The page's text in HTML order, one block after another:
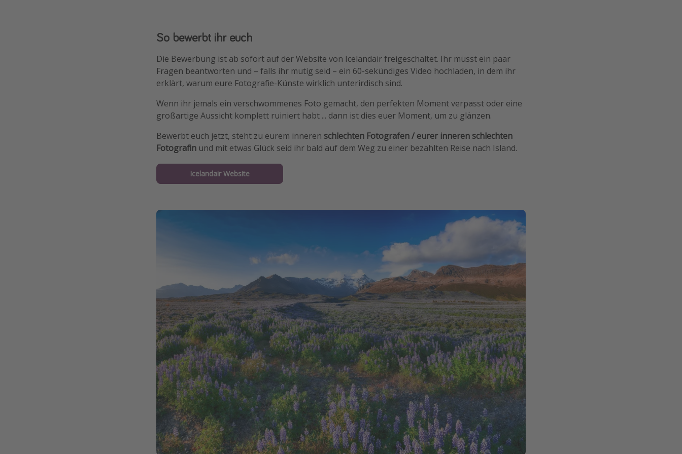
So bewerbt ihr euch
Die Bewerbung ist ab sofort auf der Website von Icelandair freigeschaltet. Ihr müsst ein paar
Fragen beantworten und – falls ihr mutig seid – ein 60-sekündiges Video hochladen, in dem ihr
erklärt, warum eure Fotografie-Künste wirklich unterirdisch sind.
Wenn ihr jemals ein verschwommenes Foto gemacht, den perfekten Moment verpasst oder eine
großartige Aussicht komplett ruiniert habt ... dann ist dies euer Moment, um zu glänzen.
Bewerbt euch jetzt, steht zu eurem inneren schlechten Fotografen / eurer inneren schlechten
Fotografin und mit etwas Glück seid ihr bald auf dem Weg zu einer bezahlten Reise nach Island.
Icelandair Website